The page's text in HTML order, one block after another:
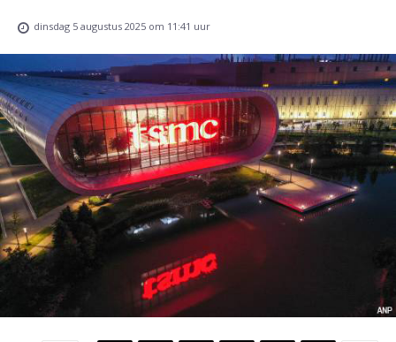
dinsdag 5 augustus 2025 om 11:41 uur